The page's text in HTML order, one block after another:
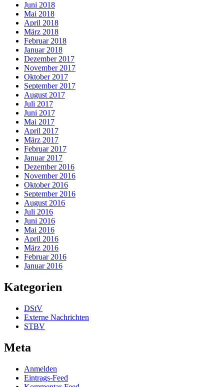
Juni 2018
Mai 2018
April 2018
März 2018
Februar 2018
Januar 2018
Dezember 2017
November 2017
Oktober 2017
September 2017
August 2017
Juli 2017
Juni 2017
Mai 2017
April 2017
März 2017
Februar 2017
Januar 2017
Dezember 2016
November 2016
Oktober 2016
September 2016
August 2016
Juli 2016
Juni 2016
Mai 2016
April 2016
März 2016
Februar 2016
Januar 2016
Kategorien
DStV
Externe Nachrichten
STBV
Meta
Anmelden
Eintrags-Feed